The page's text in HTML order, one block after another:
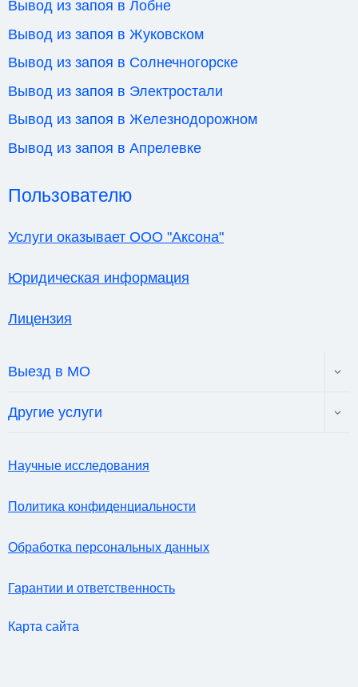
Вывод из запоя в Лобне
Вывод из запоя в Жуковском
Вывод из запоя в Солнечногорске
Вывод из запоя в Электростали
Вывод из запоя в Железнодорожном
Вывод из запоя в Апрелевке
Пользователю
Услуги оказывает ООО "Аксона"
Юридическая информация
Лицензия
Выезд в МО
child
Другие услуги
child
Научные исследования
Политика конфиденциальности
Обработка персональных данных
Гарантии и ответственность
Карта сайта